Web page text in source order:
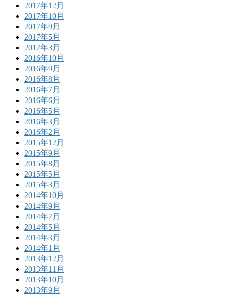
2017年12月
2017年10月
2017年9月
2017年5月
2017年3月
2016年10月
2016年9月
2016年8月
2016年7月
2016年6月
2016年5月
2016年3月
2016年2月
2015年12月
2015年9月
2015年8月
2015年5月
2015年3月
2014年10月
2014年9月
2014年7月
2014年5月
2014年3月
2014年1月
2013年12月
2013年11月
2013年10月
2013年9月